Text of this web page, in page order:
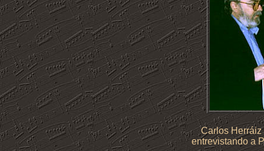
Carlos Herráiz
entrevistando a